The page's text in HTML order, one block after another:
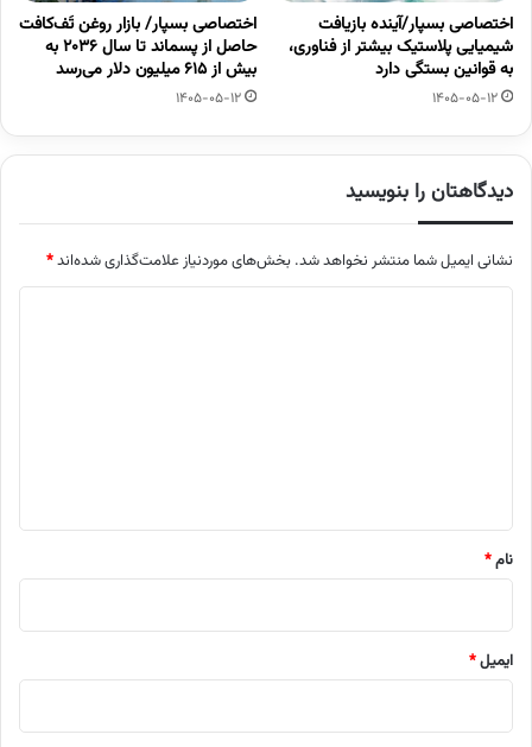
اختصاصی بسپار/آینده بازیافت
شیمیایی پلاستیک بیشتر از فناوری،
به قوانین بستگی دارد
1405-05-12
اختصاصی بسپار/ بازار روغن تَف‌کافت
حاصل از پسماند تا سال ۲۰۳۶ به
بیش از ۶۱۵ میلیون دلار می‌رسد
1405-05-12
دیدگاهتان را بنویسید
نشانی ایمیل شما منتشر نخواهد شد. بخش‌های موردنیاز علامت‌گذاری شده‌اند*
نام*
ایمیل*